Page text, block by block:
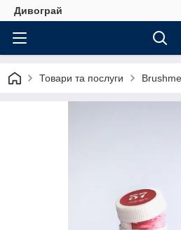
Дивограй
Товари та послуги Brushme